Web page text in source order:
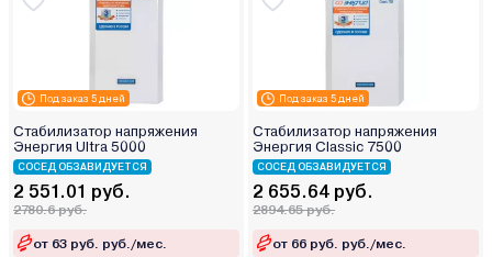
Под заказ 5 дней
Стабилизатор напряжения
Энергия Ultra 5000
СОСЕД ОБЗАВИДУЕТСЯ
2 551.01 руб.
2780.6 руб.
от 63 руб. руб./мес.
Под заказ 5 дней
Стабилизатор напряжения
Энергия Classic 7500
СОСЕД ОБЗАВИДУЕТСЯ
2 655.64 руб.
2894.65 руб.
от 66 руб. руб./мес.